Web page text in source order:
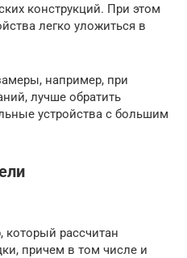
конструкций. При этом
легко уложиться в
например, при
лучше обратить
устройства с большим
который рассчитан
причем в том числе и